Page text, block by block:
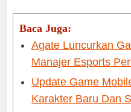
Baca Juga:
Agate Luncurkan
Manajer Esports
Update Game
Karakter Baru Dan